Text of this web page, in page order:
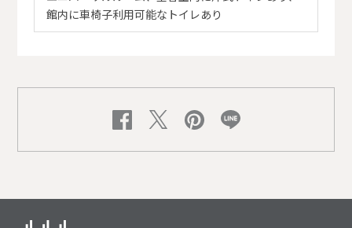
館内に車椅子利用可能なトイレあり